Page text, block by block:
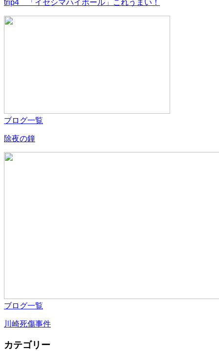
trip4 「イセシマハイボール」これうまい！
ブログ一覧
除夜の鐘
ブログ一覧
川崎死傷事件
カテゴリー